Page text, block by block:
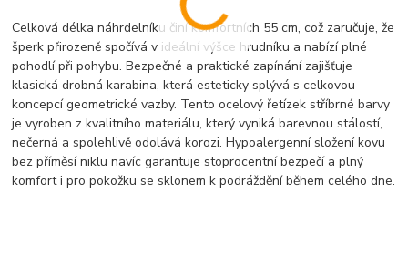
Celková délka náhrdelníku činí komfortních 55 cm, což zaručuje, že
šperk přirozeně spočívá v ideální výšce hrudníku a nabízí plné
pohodlí při pohybu. Bezpečné a praktické zapínání zajišťuje
klasická drobná karabina, která esteticky splývá s celkovou
koncepcí geometrické vazby. Tento ocelový řetízek stříbrné barvy
je vyroben z kvalitního materiálu, který vyniká barevnou stálostí,
nečerná a spolehlivě odolává korozi. Hypoalergenní složení kovu
bez příměsí niklu navíc garantuje stoprocentní bezpečí a plný
komfort i pro pokožku se sklonem k podráždění během celého dne.